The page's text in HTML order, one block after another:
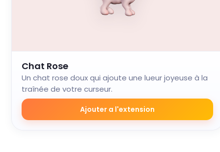
Chat Rose
Un chat rose doux qui ajoute une lueur joyeuse à la
traînée de votre curseur.
Ajouter a l'extension